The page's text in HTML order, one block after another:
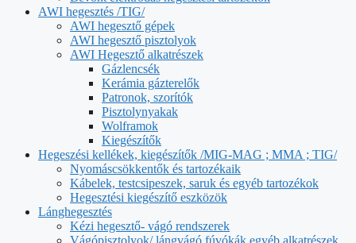
AWI hegesztés /TIG/
AWI hegesztő gépek
AWI hegesztő pisztolyok
AWI Hegesztő alkatrészek
Gázlencsék
Kerámia gázterelők
Patronok, szorítók
Pisztolynyakak
Wolframok
Kiegészítők
Hegeszési kellékek, kiegészítők /MIG-MAG ; MMA ; TIG/
Nyomáscsökkentők és tartozékaik
Kábelek, testcsipeszek, saruk és egyéb tartozékok
Hegesztési kiegészítő eszközök
Lánghegesztés
Kézi hegesztő- vágó rendszerek
Vágópisztolyok/ lángvágó fúvókák egyéb alkatrészek